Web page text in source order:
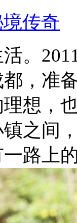
传奇
。
，准
想，
之间
路上